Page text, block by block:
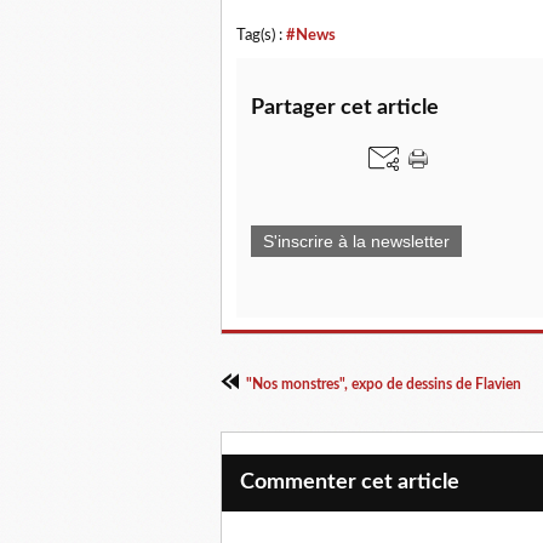
Tag(s) : #News
Partager cet article
S'inscrire à la newsletter
"Nos monstres", expo de dessins de Flavien
Commenter cet article